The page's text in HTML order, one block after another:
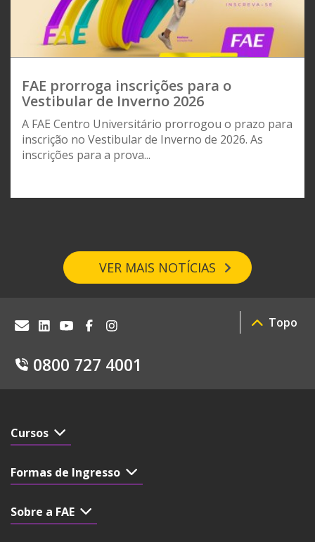
FAE prorroga inscrições para o
Vestibular de Inverno 2026
A FAE Centro Universitário prorrogou o prazo para
inscrição no Vestibular de Inverno de 2026. As
inscrições para a prova...
VER MAIS NOTÍCIAS
0800 727 4001
Topo
Cursos
Formas de Ingresso
Sobre a FAE